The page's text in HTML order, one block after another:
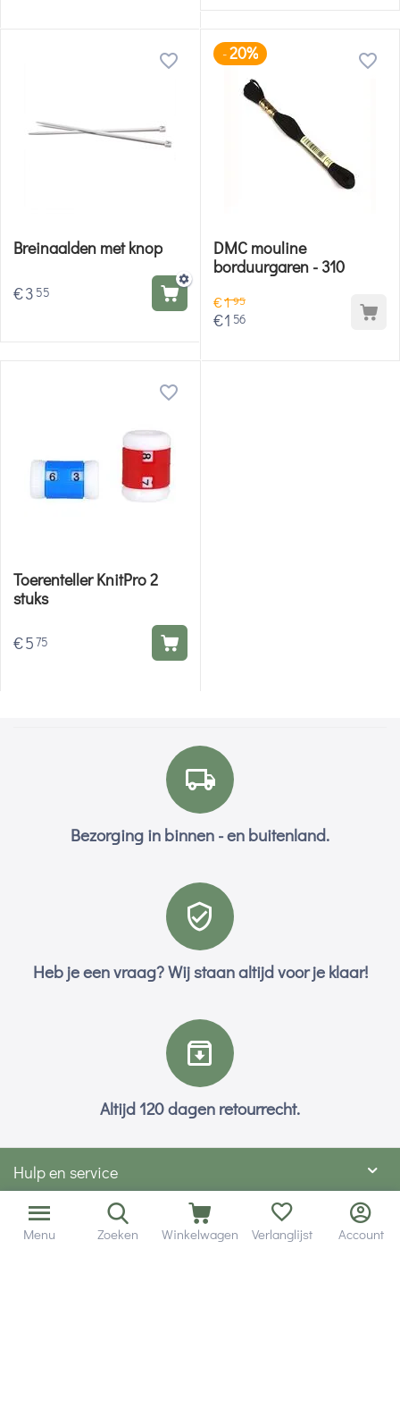
Breinaalden met knop
€3 55
-20%
DMC mouline
borduurgaren - 310
€195
€1 56
Toerenteller KnitPro 2
stuks
€575
Bezorging in binnen - en buitenland.
Heb je een vraag? Wij staan altijd voor je klaar!
Altijd 120 dagen retourrecht.
Hulp en service
Contact gegevens
Menu Zoeken Winkelwagen Verlanglijst Account